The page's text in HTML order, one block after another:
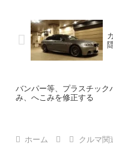
バンパー等、プラスチック
み、へこみを修正する
ホーム クルマ関